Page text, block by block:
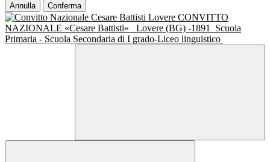
Annulla Conferma
CONVITTO
NAZIONALE «Cesare Battisti»
Lovere (BG) -1891
Scuola
Primaria - Scuola Secondaria di I grado-Liceo linguistico